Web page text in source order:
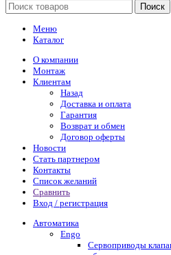
Поиск
Меню
Каталог
О компании
Монтаж
Клиентам
Назад
Доставка и оплата
Гарантия
Возврат и обмен
Договор оферты
Новости
Стать партнером
Контакты
Список желаний
Сравнить
Вход / регистрация
Автоматика
Engo
Сервоприводы